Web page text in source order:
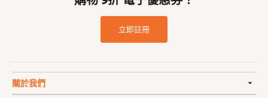
立即註冊
關於我們